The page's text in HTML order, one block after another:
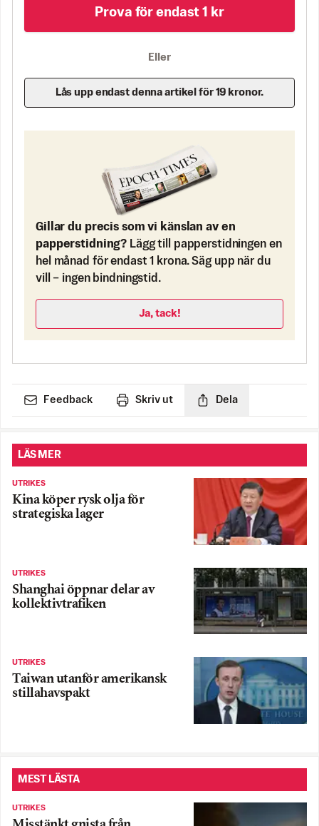
Prova för endast 1 kr
Eller
Lås upp endast denna artikel för 19 kronor.
Gillar du precis som vi känslan av en
papperstidning? Lägg till papperstidningen en
hel månad för endast 1 krona. Säg upp när du
vill – ingen bindningstid.
Ja, tack!
Feedback Skriv ut Dela
LÄS MER
UTRIKES
Kina köper rysk olja för
strategiska lager
UTRIKES
Shanghai öppnar delar av
kollektivtrafiken
UTRIKES
Taiwan utanför amerikansk
stillahavspakt
MEST LÄSTA
UTRIKES